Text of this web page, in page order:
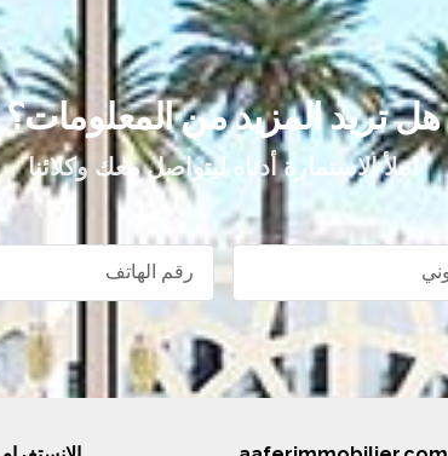
هل تريد المزيد من المعلومات؟
املأ الاستمارة أدناه ليتواصل معك وكلائنا